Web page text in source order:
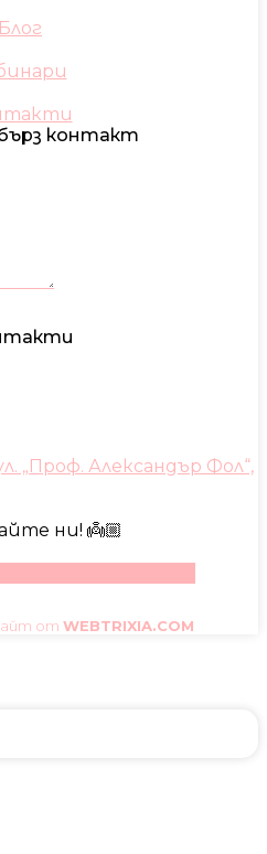
Блог
контакт
„Проф. Александър Фол“,
ни! 👼🏼
от WEBTRIXIA.COM